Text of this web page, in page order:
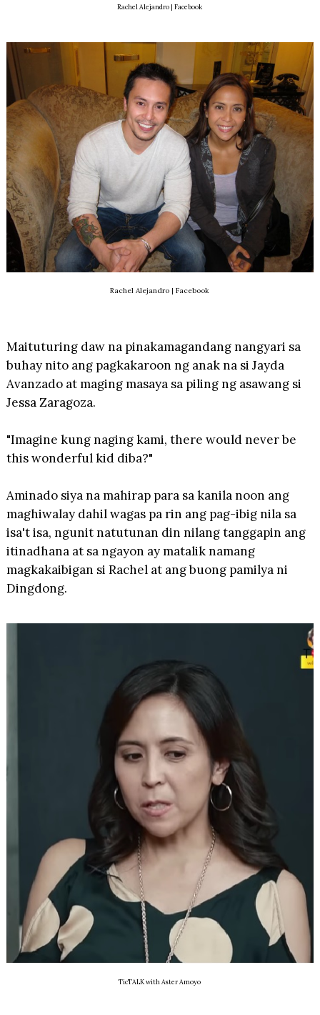
Rachel Alejandro | Facebook
Rachel Alejandro | Facebook
Maituturing daw na pinakamagandang nangyari sa
buhay nito ang pagkakaroon ng anak na si Jayda
Avanzado at maging masaya sa piling ng asawang si
Jessa Zaragoza.
"Imagine kung naging kami, there would never be
this wonderful kid diba?"
Aminado siya na mahirap para sa kanila noon ang
maghiwalay dahil wagas pa rin ang pag-ibig nila sa
isa't isa, ngunit natutunan din nilang tanggapin ang
itinadhana at sa ngayon ay matalik namang
magkakaibigan si Rachel at ang buong pamilya ni
Dingdong.
TicTALK with Aster Amoyo